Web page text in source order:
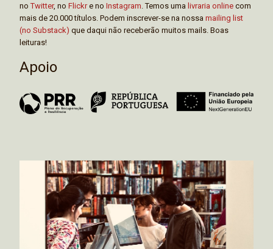
noTwitter, no Flickre no Instagram . Temos uma livraria online com
mais de 20.000 títulos. Podem inscrever-se na nossa mailing list
(no Substack) que daqui não receberão muitos mails. Boas
leituras!
Apoio